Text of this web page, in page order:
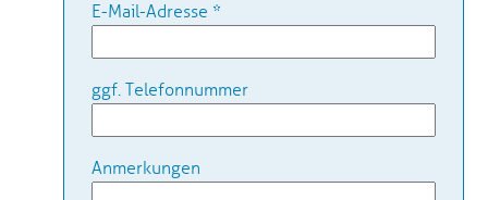
E-Mail-Adresse *
ggf. Telefonnummer
Anmerkungen